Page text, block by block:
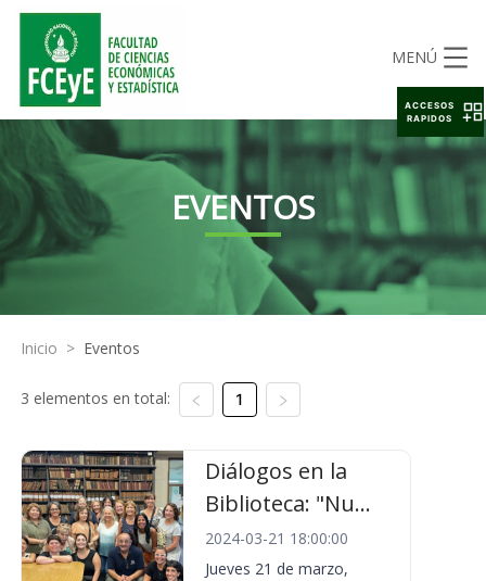
MENÚ
EVENTOS
Inicio > Eventos
3 elementos en total: 1
Diálogos en la
Biblioteca: "Nu...
2024-03-21 18:00:00
Jueves 21 de marzo,
ACCESOS
RAPIDOS